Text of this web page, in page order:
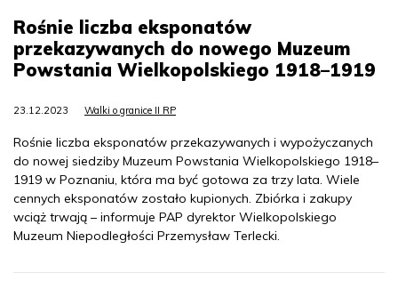
Rośnie liczba eksponatów
przekazywanych do nowego Muzeum
Powstania Wielkopolskiego 1918–1919
23.12.2023 Walki o granice II RP
Rośnie liczba eksponatów przekazywanych i wypożyczanych
do nowej siedziby Muzeum Powstania Wielkopolskiego 1918–
1919 w Poznaniu, która ma być gotowa za trzy lata. Wiele
cennych eksponatów zostało kupionych. Zbiórka i zakupy
wciąż trwają – informuje PAP dyrektor Wielkopolskiego
Muzeum Niepodległości Przemysław Terlecki.